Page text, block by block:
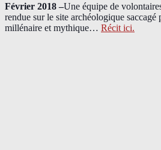
Février 2018 –Une équipe de
rendue sur le site archéologique
millénaire et mythique… Récit ici.